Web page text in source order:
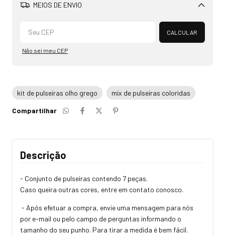
MEIOS DE ENVIO
Alterar CEP
CALCULAR
Não sei meu CEP
kit de pulseiras olho grego mix de pulseiras coloridas
Compartilhar
Descrição
- Conjunto de pulseiras contendo 7 peças.
Caso queira outras cores, entre em contato conosco.
- Após efetuar a compra, envie uma mensagem para nós
por e-mail ou pelo campo de perguntas informando o
tamanho do seu punho. Para tirar a medida é bem fácil.